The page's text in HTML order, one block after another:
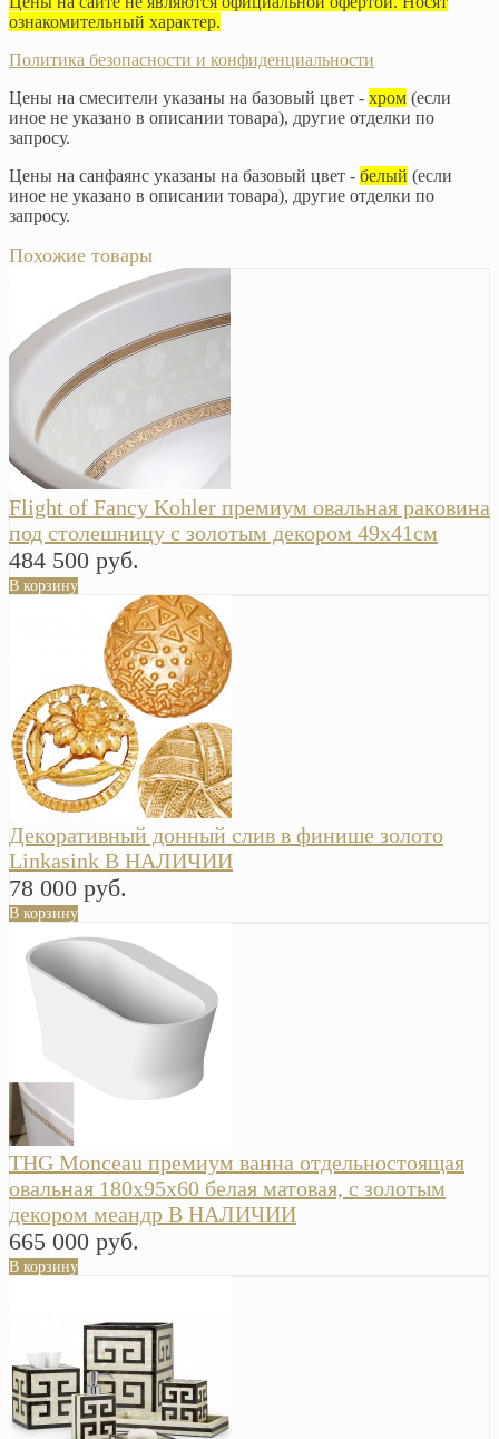
ознакомительный характер.
Политика безопасности и конфиденциальности
Цены на смесители указаны на базовый цвет - хром (если
иное не указано в описании товара), другие отделки по
запросу.
Цены на санфаянс указаны на базовый цвет - белый (если
иное не указано в описании товара), другие отделки по
запросу.
Похожие товары
Flight of Fancy Kohler премиум овальная раковина
под столешницу с золотым декором 49х41см
484 500 руб.
В корзину
Декоративный донный слив в финише золото
Linkasink В НАЛИЧИИ
78 000 руб.
В корзину
THG Monceau премиум ванна отдельностоящая
овальная 180х95х60 белая матовая, с золотым
декором меандр В НАЛИЧИИ
665 000 руб.
В корзину